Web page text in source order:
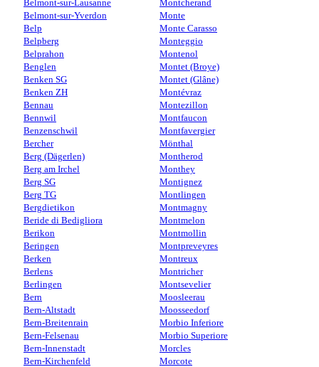
Belmont-sur-Lausanne
Belmont-sur-Yverdon
Belp
Belpberg
Belprahon
Benglen
Benken SG
Benken ZH
Bennau
Bennwil
Benzenschwil
Bercher
Berg (Dägerlen)
Berg am Irchel
Berg SG
Berg TG
Bergdietikon
Beride di Bedigliora
Berikon
Beringen
Berken
Berlens
Berlingen
Bern
Bern-Altstadt
Bern-Breitenrain
Bern-Felsenau
Bern-Innenstadt
Bern-Kirchenfeld
Montcherand
Monte
Monte Carasso
Monteggio
Montenol
Montet (Broye)
Montet (Glâne)
Montévraz
Montezillon
Montfaucon
Montfavergier
Mönthal
Montherod
Monthey
Montignez
Montlingen
Montmagny
Montmelon
Montmollin
Montpreveyres
Montreux
Montricher
Montsevelier
Moosleerau
Moosseedorf
Morbio Inferiore
Morbio Superiore
Morcles
Morcote